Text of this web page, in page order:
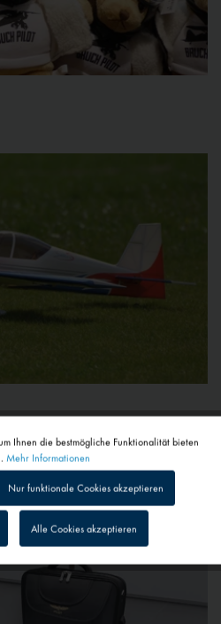
Inaktiv
Inaktiv
Ihnen die bestmögliche Funktionalität bieten
Mehr Informationen
Nur funktionale Cookies akzeptieren
Alle Cookies akzeptieren